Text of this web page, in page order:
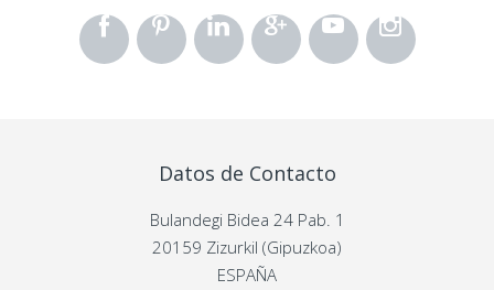
Datos de Contacto
Bulandegi Bidea 24 Pab. 1
20159 Zizurkil (Gipuzkoa)
ESPAÑA